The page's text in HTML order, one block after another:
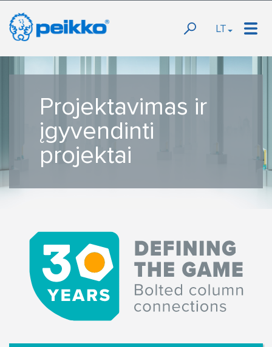
LT
Projektavimas ir
įgyvendinti
projektai